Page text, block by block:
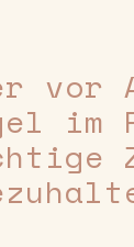
vor
im